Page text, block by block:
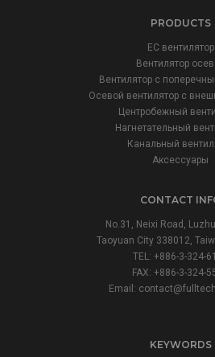
PRODUCTS
ЕС вентилятор
Вентилятор
Вентилятор с
Осевой вентилятор с
Центробежный
Нагнетательный
Канальный
Аксессуары
CONTACT
No.31, Neixi Road,
Taoyuan City 338012,
TEL: +886-3-324-
FAX: +886-3-324-
Email:
KEYWORDS